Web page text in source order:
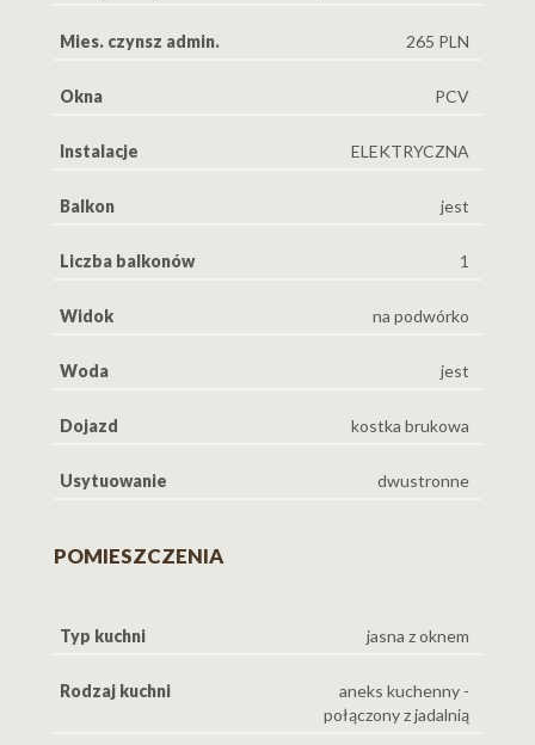
Mies. czynsz admin. 265 PLN
Okna PCV
Instalacje ELEKTRYCZNA
Balkon jest
Liczba balkonów 1
Widok na podwórko
Woda jest
Dojazd kostka brukowa
Usytuowanie dwustronne
POMIESZCZENIA
Typ kuchni jasna z oknem
Rodzaj kuchni
aneks kuchenny -
połączony z jadalnią